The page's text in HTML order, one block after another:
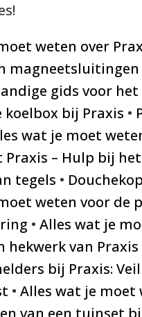
weten over
magneetsluitingen
gids voor het
koelbox bij Praxis •
wat je moet
Praxis – Hulp bij het
tegels •
weten voor de
• Alles wat je
hekwerk van Praxis
bij Praxis:
• Alles wat je moet
van een tuinset